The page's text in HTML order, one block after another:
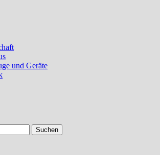
und Geräte